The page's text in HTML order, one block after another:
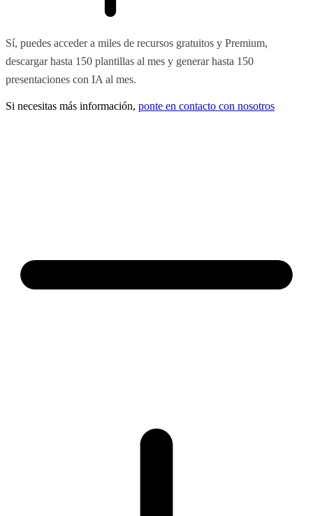
Sí, puedes acceder a miles de recursos gratuitos y Premium,
descargar hasta 150 plantillas al mes y generar hasta 150
presentaciones con IA al mes.
Si necesitas más información, ponte en contacto con nosotros